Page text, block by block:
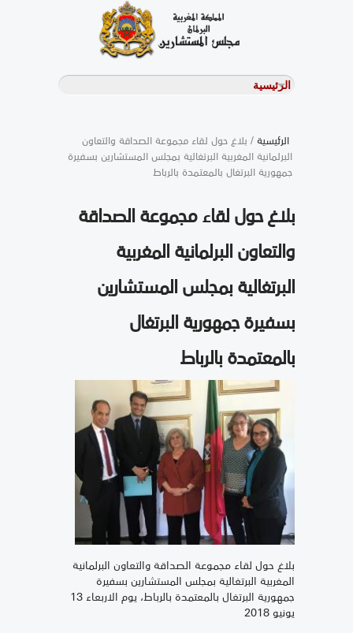
الرئيسية/ بلاغ حول لقاء مجموعة الصداقة والتعاون
البرلمانية المغربية البرتغالية بمجلس المستشارين بسفيرة
جمهورية البرتغال بالمعتمدة بالرباط
بلاغ حول لقاء مجموعة الصداقة
والتعاون البرلمانية المغربية
البرتغالية بمجلس المستشارين
بسفيرة جمهورية البرتغال
بالمعتمدة بالرباط
بلاغ حول لقاء مجموعة الصداقة والتعاون البرلمانية
المغربية البرتغالية بمجلس المستشارين بسفيرة
جمهورية البرتغال بالمعتمدة بالرباط، يوم الاربعاء 13
يونيو 2018